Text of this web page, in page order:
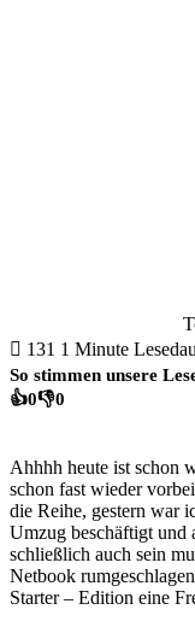
131 1 Minute
So stimmen unsere
👍0👎0
Ahhhh heute ist schon
schon fast wieder
die Reihe, gestern war
Umzug beschäftigt und
schließlich auch sein
Netbook
Starter – Edition eine